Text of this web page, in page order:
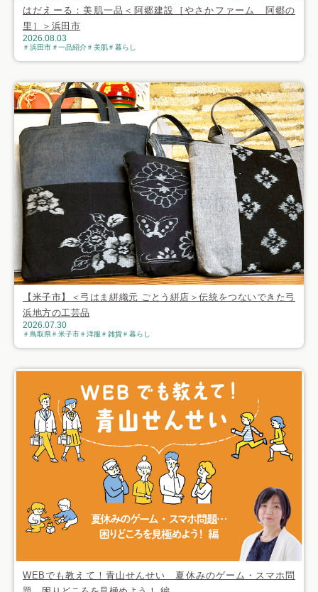
はだえーる：美肌一品＜阿郷建設［やさかファーム 阿郷の
里］＞浜田市
2026.08.03
浜田市 一品紹介 美肌 暮らし
【米子市】＜弓はま絣織元 ごとう絣店＞伝統をつないできた弓
浜地方の工芸品
2026.07.30
鳥取県 米子市 洋服 雑貨 暮らし
WEBでも教えて！青山せんせい 夏休みのゲーム・スマホ問